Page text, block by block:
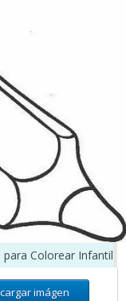
Colorear Infantil
imágen